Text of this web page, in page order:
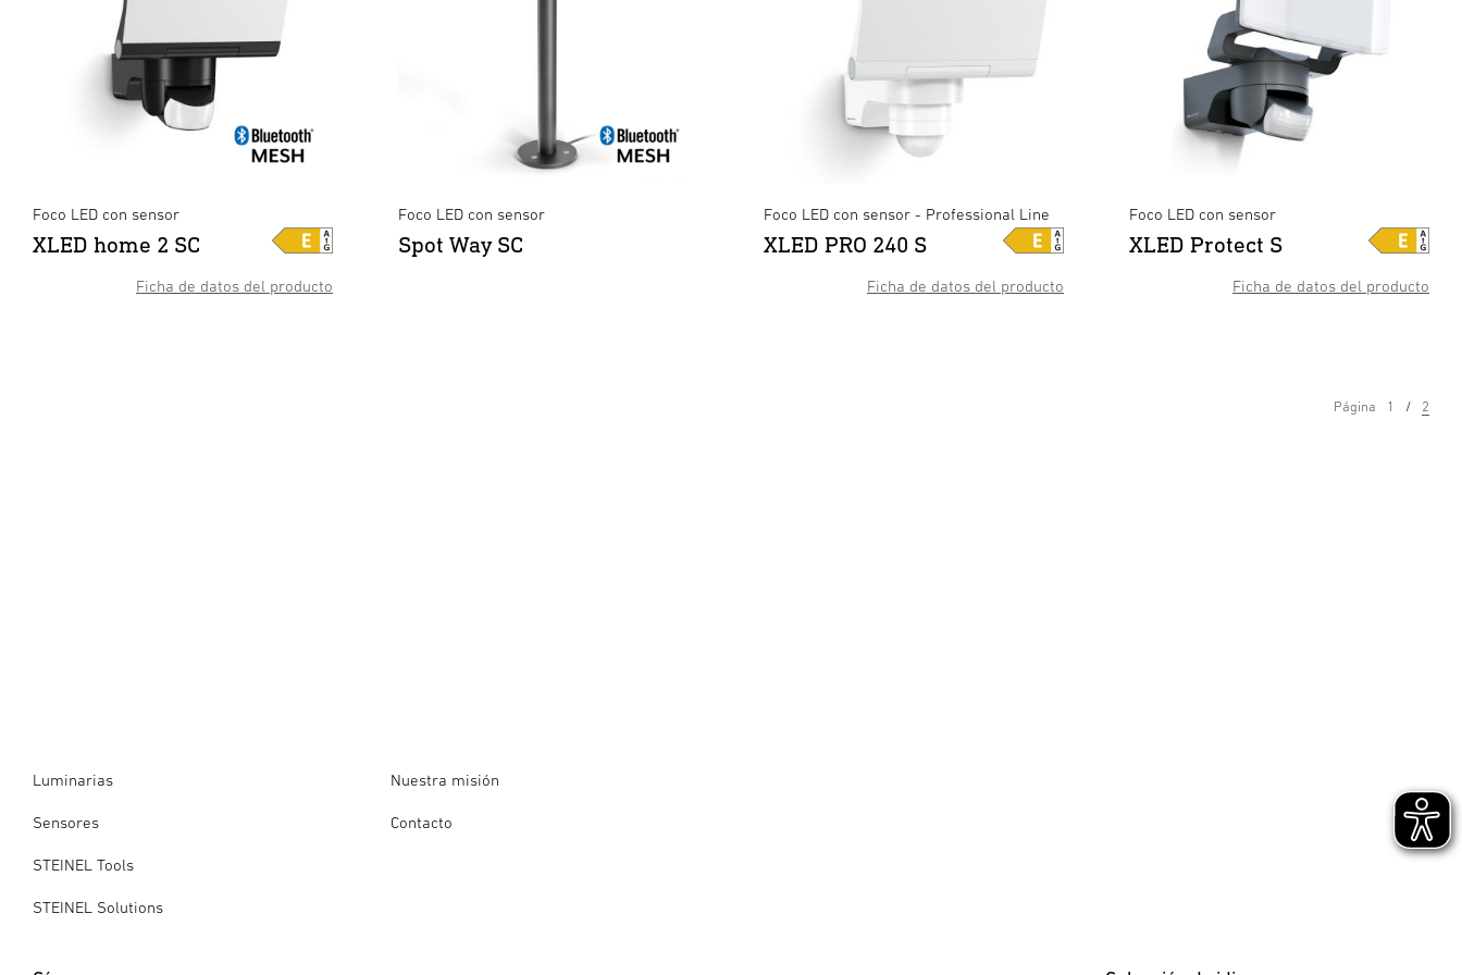
Ficha de datos del producto
Foco LED con sensor
XLED home 2 SC
Foco LED con sensor
Spot Way SC
Ficha de datos del producto
Foco LED con sensor - Professional Line
XLED PRO 240 S
Ficha de datos del producto
Foco LED con sensor
XLED Protect S
Página 1 2
Luminarias
Sensores
STEINEL Tools
STEINEL Solutions
Nuestra misión
Contacto